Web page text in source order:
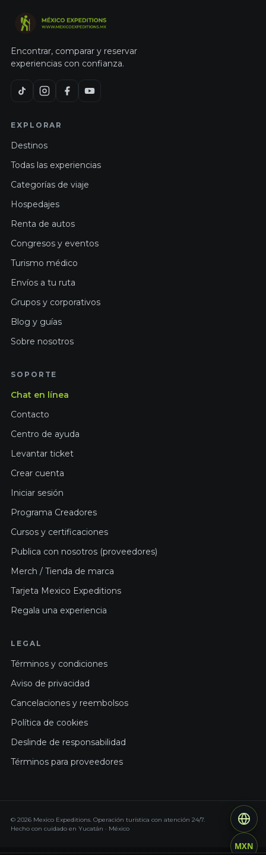
Encontrar, comparar y reservar
experiencias con confianza.
EXPLORAR
Destinos
Todas las experiencias
Categorías de viaje
Hospedajes
Renta de autos
Congresos y eventos
Turismo médico
Envíos a tu ruta
Grupos y corporativos
Blog y guías
Sobre nosotros
SOPORTE
Chat en línea
Contacto
Centro de ayuda
Levantar ticket
Crear cuenta
Iniciar sesión
Programa Creadores
Cursos y certificaciones
Publica con nosotros (proveedores)
Merch / Tienda de marca
Tarjeta Mexico Expeditions
Regala una experiencia
LEGAL
Términos y condiciones
Aviso de privacidad
Cancelaciones y reembolsos
Política de cookies
Deslinde de responsabilidad
Términos para proveedores
© 2026 Mexico Expeditions. Operación turística con atención 24/7.
Hecho con cuidado en Yucatán · México
MXN